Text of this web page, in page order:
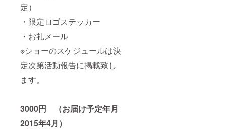
定）
・限定ロゴステッカー
・お礼メール
※ショーのスケジュールは決
定次第活動報告に掲載致し
ます。
3000円 （お届け予定年月
2015年4月）